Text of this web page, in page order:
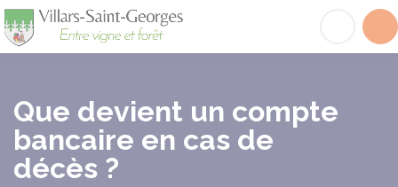
Que devient un compte
bancaire en cas de
décès ?